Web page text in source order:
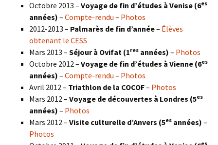
Octobre 2013 – Voyage de fin d’études à Venise (6es
années) – Compte-rendu – Photos
2012-2013 – Palmarès de fin d’année– Élèves
obtenant le CESS
Mars 2013 – Séjour à Ovifat (1res années) – Photos
Octobre 2012 – Voyage de fin d’études à Vienne (6es
années) – Compte-rendu – Photos
Avril 2012 – Triathlon de la COCOF– Photos
Mars 2012 – Voyage de découvertes à Londres (5es
années) – Photos
Mars 2012 – Visite culturelle d’Anvers (5es années) –
Photos
es